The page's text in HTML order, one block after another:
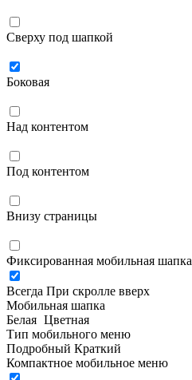
Сверху под шапкой
Боковая
Над контентом
Под контентом
Внизу страницы
Фиксированная мобильная шапка
Всегда При скролле вверх
Мобильная шапка
Белая Цветная
Тип мобильного меню
Подробный Краткий
Компактное мобильное меню